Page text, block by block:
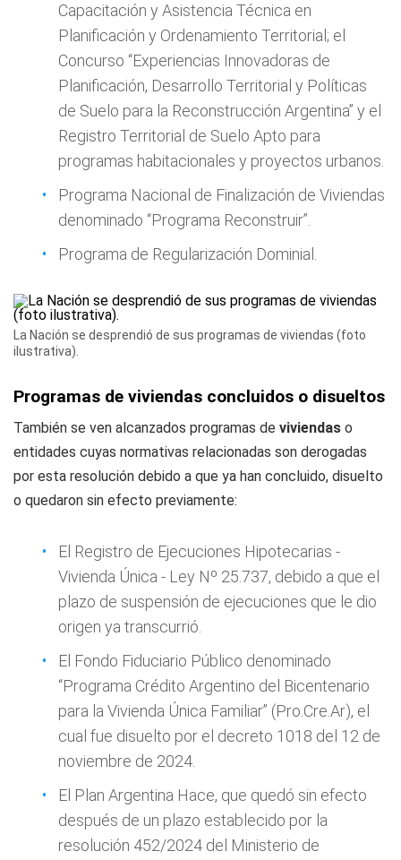
Capacitación y Asistencia Técnica en
Planificación y Ordenamiento Territorial; el
Concurso “Experiencias Innovadoras de
Planificación, Desarrollo Territorial y Políticas
de Suelo para la Reconstrucción Argentina” y el
Registro Territorial de Suelo Apto para
programas habitacionales y proyectos urbanos.
Programa Nacional de Finalización de Viviendas
denominado “Programa Reconstruir”.
Programa de Regularización Dominial.
La Nación se desprendió de sus programas de viviendas (foto
ilustrativa).
Programas de viviendas concluidos o disueltos
También se ven alcanzados programas de viviendas o
entidades cuyas normativas relacionadas son derogadas
por esta resolución debido a que ya han concluido, disuelto
o quedaron sin efecto previamente:
El Registro de Ejecuciones Hipotecarias -
Vivienda Única - Ley Nº 25.737, debido a que el
plazo de suspensión de ejecuciones que le dio
origen ya transcurrió.
El Fondo Fiduciario Público denominado
“Programa Crédito Argentino del Bicentenario
para la Vivienda Única Familiar” (Pro.Cre.Ar), el
cual fue disuelto por el decreto 1018 del 12 de
noviembre de 2024.
El Plan Argentina Hace, que quedó sin efecto
después de un plazo establecido por la
resolución 452/2024 del Ministerio de